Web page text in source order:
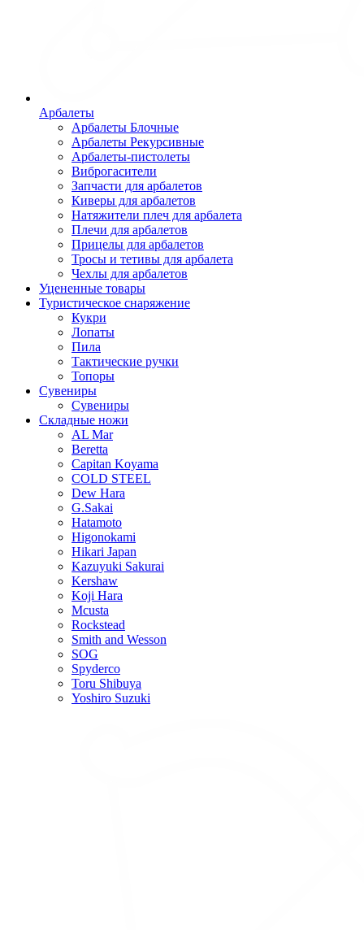
Арбалеты
Арбалеты Блочные
Арбалеты Рекурсивные
Арбалеты-пистолеты
Виброгасители
Запчасти для арбалетов
Киверы для арбалетов
Натяжители плеч для арбалета
Плечи для арбалетов
Прицелы для арбалетов
Тросы и тетивы для арбалета
Чехлы для арбалетов
Уцененные товары
Туристическое снаряжение
Кукри
Лопаты
Пила
Тактические ручки
Топоры
Сувениры
Сувениры
Складные ножи
AL Mar
Beretta
Capitan Koyama
COLD STEEL
Dew Hara
G.Sakai
Hatamoto
Higonokami
Hikari Japan
Kazuyuki Sakurai
Kershaw
Koji Hara
Mcusta
Rockstead
Smith and Wesson
SOG
Spyderco
Toru Shibuya
Yoshiro Suzuki